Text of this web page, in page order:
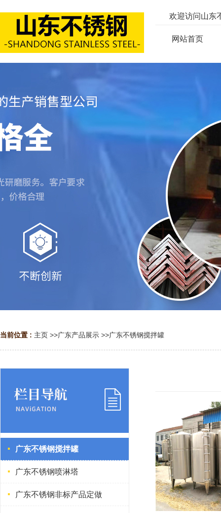
欢迎访问山东
网站首页
当前位置 : 主页 >>广东产品展示 >>广东不锈钢搅拌罐
广东不锈钢搅拌罐
广东不锈钢喷淋塔
广东不锈钢非标产品定做